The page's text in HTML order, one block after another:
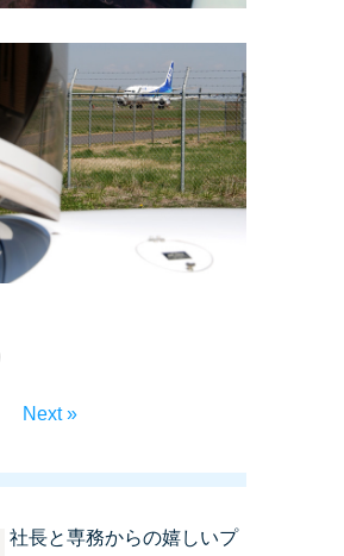
Next »
社長と専務からの嬉しいプ